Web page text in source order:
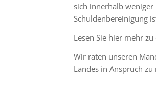
sich innerhalb
Schuldenbereinigung
Lesen Sie hier mehr zu
Wir raten unseren
Landes in Anspruch